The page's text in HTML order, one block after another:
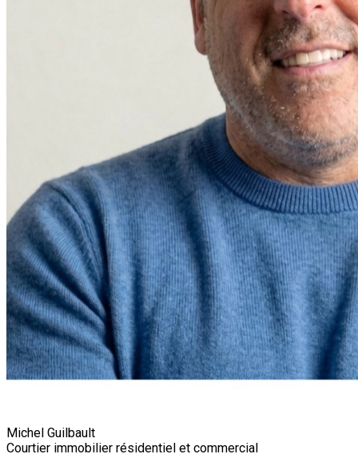
Michel Guilbault
Courtier immobilier résidentiel et commercial